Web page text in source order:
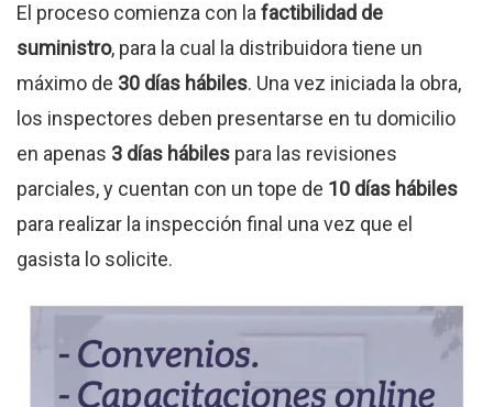
El proceso comienza con lafactibilidad de
suministro, para la cual la distribuidora tiene un
máximo de 30 días hábiles. Una vez iniciada la obra,
los inspectores deben presentarse en tu domicilio
en apenas 3 días hábiles para las revisiones
parciales, y cuentan con un tope de 10 días hábiles
para realizar la inspección final una vez que el
gasista lo solicite.